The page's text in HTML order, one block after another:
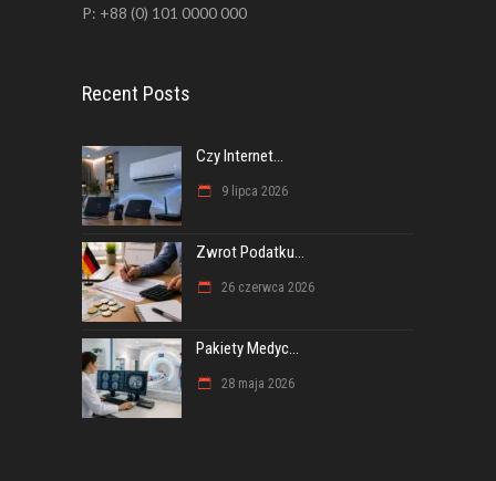
P: +88 (0) 101 0000 000
Recent Posts
Czy Internet...
9 lipca 2026
Zwrot Podatku...
26 czerwca 2026
Pakiety Medyc...
28 maja 2026